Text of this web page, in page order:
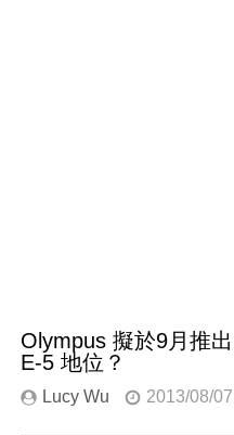
Olympus 擬於9月推
E-5 地位？
Lucy Wu 2013/08/